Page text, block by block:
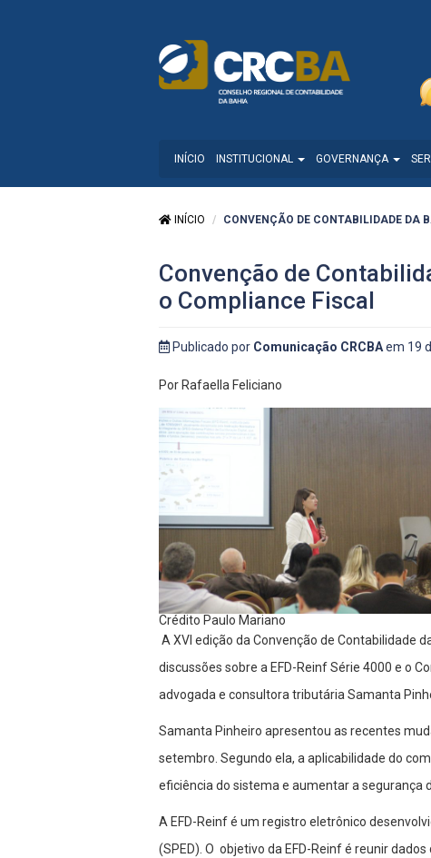
INÍCIO INSTITUCIONAL GOVERNANÇA
INÍCIO CONVENÇÃO DE CONTABILIDADE DA
Convenção de
o Compliance Fiscal
Publicado por Comunicação CRCBAem 19
Por Rafaella Feliciano
Crédito Paulo Mariano
A XVI edição da Convenção de Contabilidade
discussões sobre a EFD-Reinf Série 4000 e o
advogada e consultora tributária Samanta
Samanta Pinheiro apresentou as recentes
setembro. Segundo ela, a aplicabilidade do
eficiência do sistema e aumentar a segurança
A EFD-Reinf é um registro eletrônico
(SPED). O objetivo da EFD-Reinf é reunir